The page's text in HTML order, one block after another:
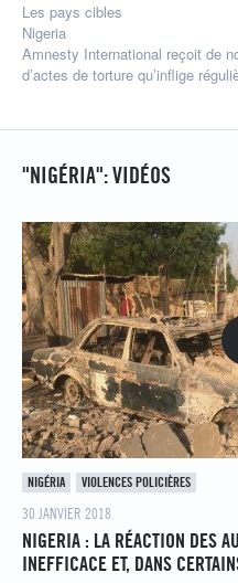
Les pays cibles
Nigeria
Amnesty International reçoit de
d’actes de torture qu’inflige
"NIGÉRIA": VIDÉOS
NIGÉRIA VIOLENCES POLICIÈRES
30 JANVIER 2018
NIGERIA : LA RÉACTION DES
INEFFICACE ET, DANS